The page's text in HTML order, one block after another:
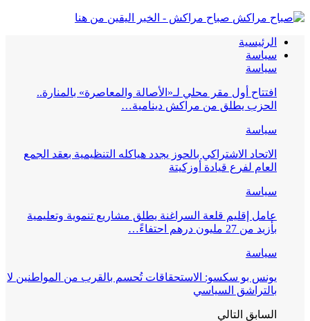
صباح مراكش - الخبر اليقين من هنا
الرئيسية
سياسة
سياسة
افتتاح أول مقر محلي لـ«الأصالة والمعاصرة» بالمنارة..
الحزب يطلق من مراكش دينامية…
سياسة
الاتحاد الاشتراكي بالحوز يجدد هياكله التنظيمية بعقد الجمع
العام لفرع قيادة أوزكيتة
سياسة
عامل إقليم قلعة السراغنة يطلق مشاريع تنموية وتعليمية
بأزيد من 27 مليون درهم احتفاءً…
سياسة
يونس بو سكسو: الاستحقاقات تُحسم بالقرب من المواطنين لا
بالتراشق السياسي
السابق التالي